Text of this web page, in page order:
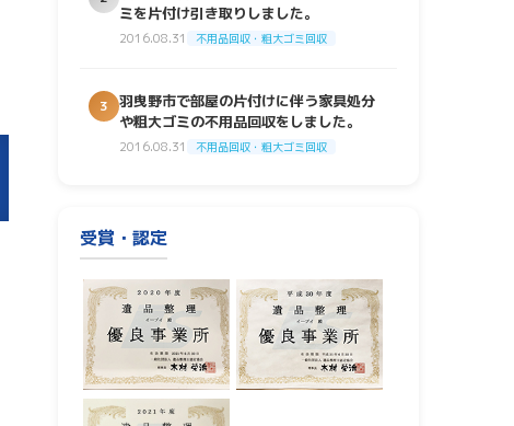
ミを片付け引き取りしました。
2016.08.31 不用品回収・粗大ゴミ回収
3
羽曳野市で部屋の片付けに伴う家具処分
や粗大ゴミの不用品回収をしました。
2016.08.31 不用品回収・粗大ゴミ回収
受賞・認定